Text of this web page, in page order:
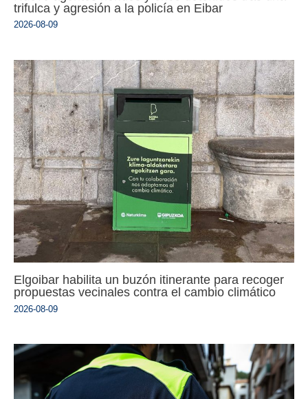
trifulca y agresión a la policía en Eibar
2026-08-09
Elgoibar habilita un buzón itinerante para recoger
propuestas vecinales contra el cambio climático
2026-08-09